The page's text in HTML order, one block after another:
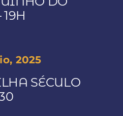
19H
SÉCULO
2025